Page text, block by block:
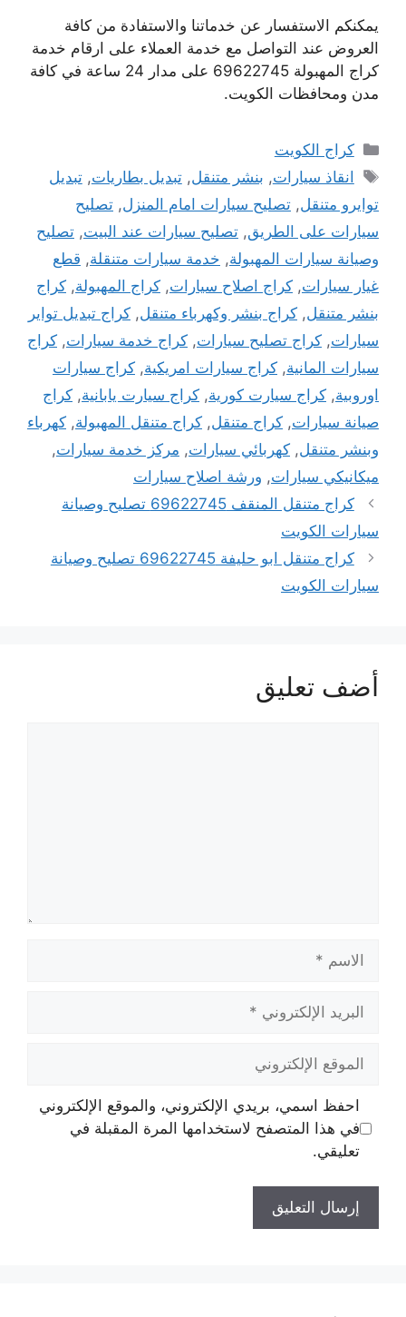
يمكنكم الاستفسار عن خدماتنا والاستفادة من كافة
العروض عند التواصل مع خدمة العملاء على ارقام خدمة
كراج المهبولة 69622745 على مدار 24 ساعة في كافة
مدن ومحافظات الكويت.
التصنيفات
كراج الكويت
الوسوم
انقاذ سيارات, بنشر متنقل,تبديل بطاريات,تبديل
توايرو متنقل, تصليح سيارات امام المنزل, تصليح
سيارات على الطريق, تصليح سيارات عند البيت, تصليح
وصيانة سيارات المهبولة, خدمة سيارات متنقلة, قطع
غيار سيارات, كراج اصلاح سيارات, كراج المهبولة, كراج
بنشر متنقل, كراج بنشر وكهرباء متنقل, كراج تبديل تواير
سيارات, كراج تصليح سيارات, كراج خدمة سيارات, كراج
سيارات المانية, كراج سيارات امريكية, كراج سيارات
اوروبية, كراج سيارت كورية, كراج سيارت يابانية, كراج
صيانة سيارات, كراج متنقل, كراج متنقل المهبولة, كهرباء
وبنشر متنقل, كهربائي سيارات, مركز خدمة سيارات,
ميكانيكي سيارات, ورشة اصلاح سيارات
كراج متنقل المنقف 69622745 تصليح وصيانة
سيارات الكويت
كراج متنقل ابو حليفة 69622745 تصليح وصيانة
سيارات الكويت
أضف تعليق
الاسم
البريد
الإلكتروني
الموقع
الإلكتروني
احفظ اسمي، بريدي الإلكتروني، والموقع الإلكتروني
في هذا المتصفح لاستخدامها المرة المقبلة في
تعليقي.